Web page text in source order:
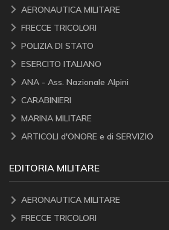
AERONAUTICA MILITARE
FRECCE TRICOLORI
POLIZIA DI STATO
ESERCITO ITALIANO
ANA - Ass. Nazionale Alpini
CARABINIERI
MARINA MILITARE
ARTICOLI d'ONORE e di SERVIZIO
EDITORIA MILITARE
AERONAUTICA MILITARE
FRECCE TRICOLORI